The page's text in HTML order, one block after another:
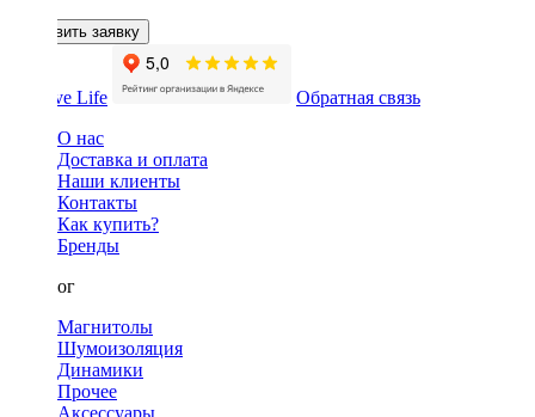
Оставить заявку
Обратная связь
О нас
Доставка и оплата
Наши клиенты
Контакты
Как купить?
Бренды
Каталог
Магнитолы
Шумоизоляция
Динамики
Прочее
Аксессуары